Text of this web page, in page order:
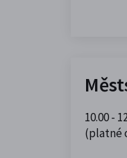
10.00 -
(platné